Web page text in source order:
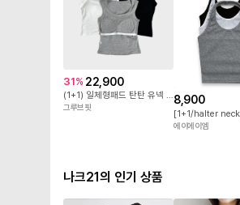
31% 22,900
(1+1) 일체형패드 탄탄 유넥 캡나시 3color 슬림핏나시 캡내장 여름 승모근커버
그루브핏
8,900
에이에이엠
나크21의 인기 상품